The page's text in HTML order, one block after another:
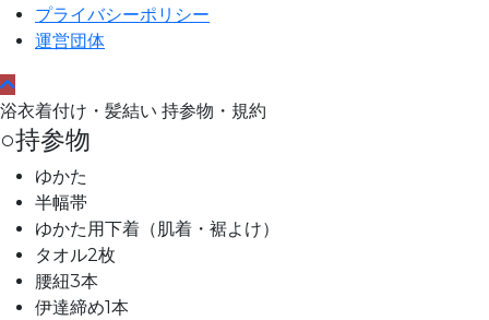
プライバシーポリシー
運営団体
浴衣着付け・髪結い 持参物・規約
○持参物
ゆかた
半幅帯
ゆかた用下着（肌着・裾よけ）
タオル2枚
腰紐3本
伊達締め1本